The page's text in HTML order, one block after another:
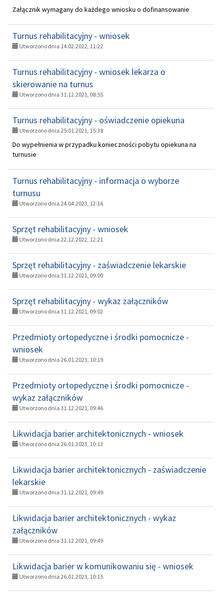
Załącznik wymagany do każdego wniosku o dofinansowanie
Turnus rehabilitacyjny - wniosek
Utworzono dnia 14.02.2022, 11:22
Turnus rehabilitacyjny - wniosek lekarza o
skierowanie na turnus
Utworzono dnia 31.12.2021, 08:55
Turnus rehabilitacyjny - oświadczenie opiekuna
Utworzono dnia 25.01.2021, 15:38
Do wypełnienia w przypadku konieczności pobytu opiekuna na
turnusie
Turnus rehabilitacyjny - informacja o wyborze
turnusu
Utworzono dnia 24.04.2023, 12:16
Sprzęt rehabilitacyjny - wniosek
Utworzono dnia 22.12.2022, 12:21
Sprzęt rehabilitacyjny - zaświadczenie lekarskie
Utworzono dnia 31.12.2021, 09:00
Sprzęt rehabilitacyjny - wykaz załączników
Utworzono dnia 31.12.2021, 09:02
Przedmioty ortopedyczne i środki pomocnicze -
wniosek
Utworzono dnia 26.01.2023, 10:19
Przedmioty ortopedyczne i środki pomocnicze -
wykaz załączników
Utworzono dnia 31.12.2021, 09:46
Likwidacja barier architektonicznych - wniosek
Utworzono dnia 26.01.2023, 10:13
Likwidacja barier architektonicznych - zaświadczenie
lekarskie
Utworzono dnia 31.12.2021, 09:49
Likwidacja barier architektonicznych - wykaz
załączników
Utworzono dnia 31.12.2021, 09:49
Likwidacja barier w komunikowaniu się - wniosek
Utworzono dnia 26.01.2023, 10:15